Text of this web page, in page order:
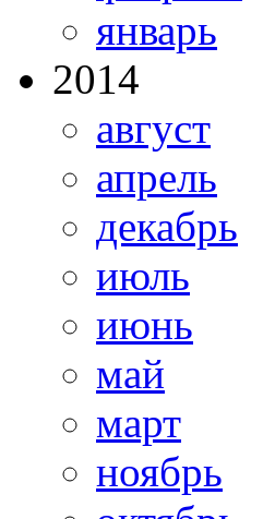
январь
2014
август
апрель
декабрь
июль
июнь
май
март
ноябрь